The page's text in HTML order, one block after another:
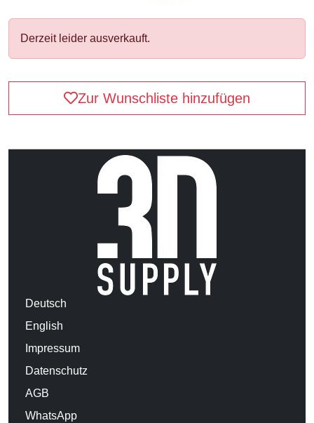
Derzeit leider ausverkauft.
Zur Wunschliste hinzufügen
Deutsch
English
Impressum
Datenschutz
AGB
WhatsApp